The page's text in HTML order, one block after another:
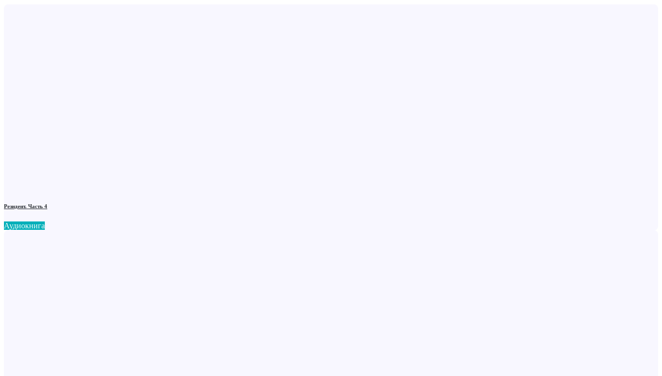
Резидент. Часть 4
Аудиокнига